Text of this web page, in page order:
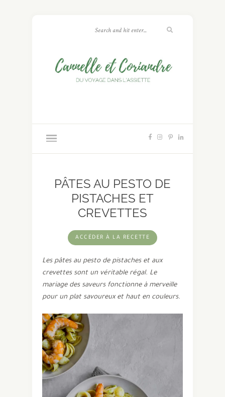
PÂTES AU PESTO DE
PISTACHES ET
CREVETTES
ACCÉDER À LA RECETTE
Les pâtes au pesto de pistaches et aux
crevettes sont un véritable régal. Le
mariage des saveurs fonctionne à merveille
pour un plat savoureux et haut en couleurs.